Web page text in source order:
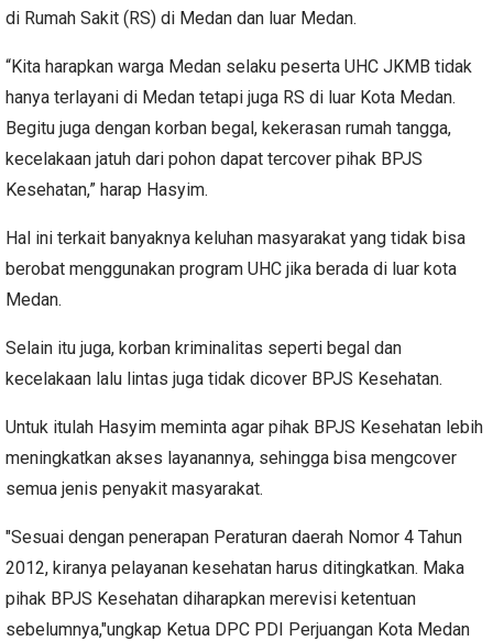
di Rumah Sakit (RS) di Medan dan luar Medan.
“Kita harapkan warga Medan selaku peserta UHC JKMB tidak
hanya terlayani di Medan tetapi juga RS di luar Kota Medan.
Begitu juga dengan korban begal, kekerasan rumah tangga,
kecelakaan jatuh dari pohon dapat tercover pihak BPJS
Kesehatan,” harap Hasyim.
Hal ini terkait banyaknya keluhan masyarakat yang tidak bisa
berobat menggunakan program UHC jika berada di luar kota
Medan.
Selain itu juga, korban kriminalitas seperti begal dan
kecelakaan lalu lintas juga tidak dicover BPJS Kesehatan.
Untuk itulah Hasyim meminta agar pihak BPJS Kesehatan lebih
meningkatkan akses layanannya, sehingga bisa mengcover
semua jenis penyakit masyarakat.
"Sesuai dengan penerapan Peraturan daerah Nomor 4 Tahun
2012, kiranya pelayanan kesehatan harus ditingkatkan. Maka
pihak BPJS Kesehatan diharapkan merevisi ketentuan
sebelumnya,"ungkap Ketua DPC PDI Perjuangan Kota Medan